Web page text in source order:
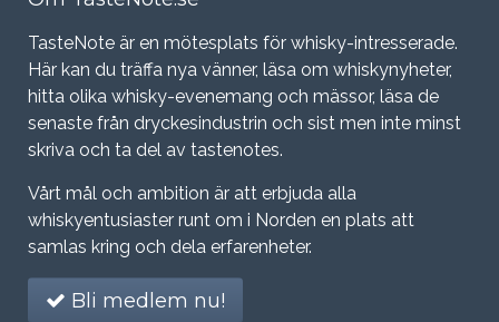
TasteNote är en mötesplats för whisky-intresserade.
Här kan du träffa nya vänner, läsa om whiskynyheter,
hitta olika whisky-evenemang och mässor, läsa de
senaste från dryckesindustrin och sist men inte minst
skriva och ta del av tastenotes.
Vårt mål och ambition är att erbjuda alla
whiskyentusiaster runt om i Norden en plats att
samlas kring och dela erfarenheter.
Bli medlem nu!